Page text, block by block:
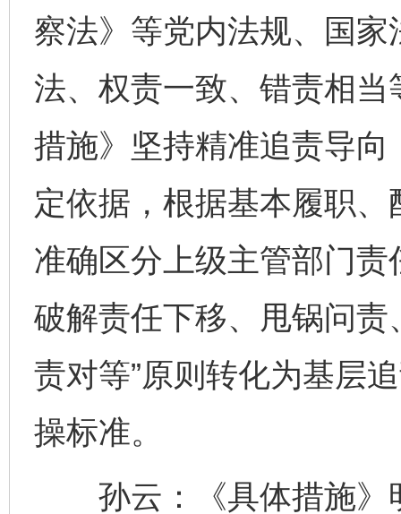
察法》等党内法规、国
法、权责一致、错责相
措施》坚持精准追责导
定依据，根据基本履职
准确区分上级主管部门
破解责任下移、甩锅问责
责对等”原则转化为基层
操标准。
孙云：《具体措施》